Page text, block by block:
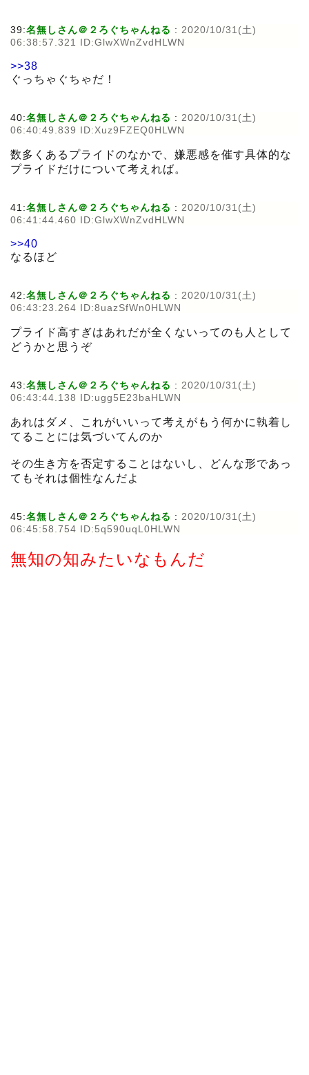
39:名無しさん＠２ろぐちゃんねる : 2020/10/31(土)
06:38:57.321 ID:GlwXWnZvdHLWN
>>38
ぐっちゃぐちゃだ！
40:名無しさん＠２ろぐちゃんねる : 2020/10/31(土)
06:40:49.839 ID:Xuz9FZEQ0HLWN
数多くあるプライドのなかで、嫌悪感を催す具体的な
プライドだけについて考えれば。
41:名無しさん＠２ろぐちゃんねる : 2020/10/31(土)
06:41:44.460 ID:GlwXWnZvdHLWN
>>40
なるほど
42:名無しさん＠２ろぐちゃんねる : 2020/10/31(土)
06:43:23.264 ID:8uazSfWn0HLWN
プライド高すぎはあれだが全くないってのも人として
どうかと思うぞ
43:名無しさん＠２ろぐちゃんねる : 2020/10/31(土)
06:43:44.138 ID:ugg5E23baHLWN
あれはダメ、これがいいって考えがもう何かに執着し
てることには気づいてんのか
その生き方を否定することはないし、どんな形であっ
てもそれは個性なんだよ
45:名無しさん＠２ろぐちゃんねる : 2020/10/31(土)
06:45:58.754 ID:5q590uqL0HLWN
無知の知みたいなもんだ